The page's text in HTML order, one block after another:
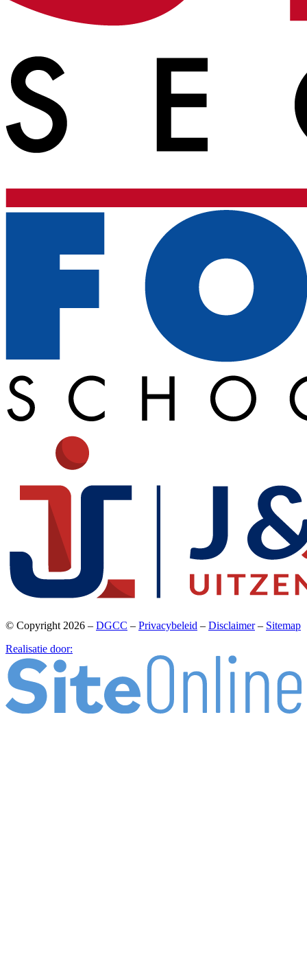
© Copyright 2026 – DGCC – Privacybeleid – Disclaimer– Sitemap
Realisatie door: